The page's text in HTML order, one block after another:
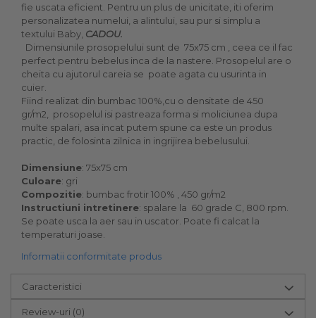
fie uscata eficient. Pentru un plus de unicitate, iti oferim
personalizatea numelui, a alintului, sau pur si simplu a
textului Baby, CADOU.
Dimensiunile prosopelului sunt de 75x75 cm , ceea ce il fac
perfect pentru bebelus inca de la nastere. Prosopelul are o
cheita cu ajutorul careia se poate agata cu usurinta in
cuier.
Fiind realizat din bumbac 100%,cu o densitate de 450
gr/m2, prosopelul isi pastreaza forma si moliciunea dupa
multe spalari, asa incat putem spune ca este un produs
practic, de folosinta zilnica in ingrijirea bebelusului.
Dimensiune: 75x75 cm
Culoare: gri
Compozitie: bumbac frotir 100% , 450 gr/m2
Instructiuni intretinere: spalare la 60 grade C, 800 rpm.
Se poate usca la aer sau in uscator. Poate fi calcat la
temperaturi joase.
Informatii conformitate produs
Caracteristici
Review-uri (0)